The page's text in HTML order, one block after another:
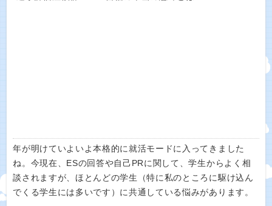
年が明けていよいよ本格的に就活モードに入ってきました
ね。今現在、ESの回答や自己PRに関して、学生からよく相
談されますが、ほとんどの学生（特に私のところに駆け込ん
でくる学生には多いです）に共通している悩みがあります。